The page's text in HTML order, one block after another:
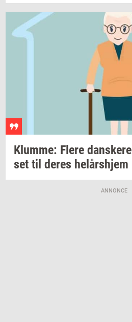
Klum­me: Flere dan­ske­re
set til deres helårs­hjem
ANNONCE